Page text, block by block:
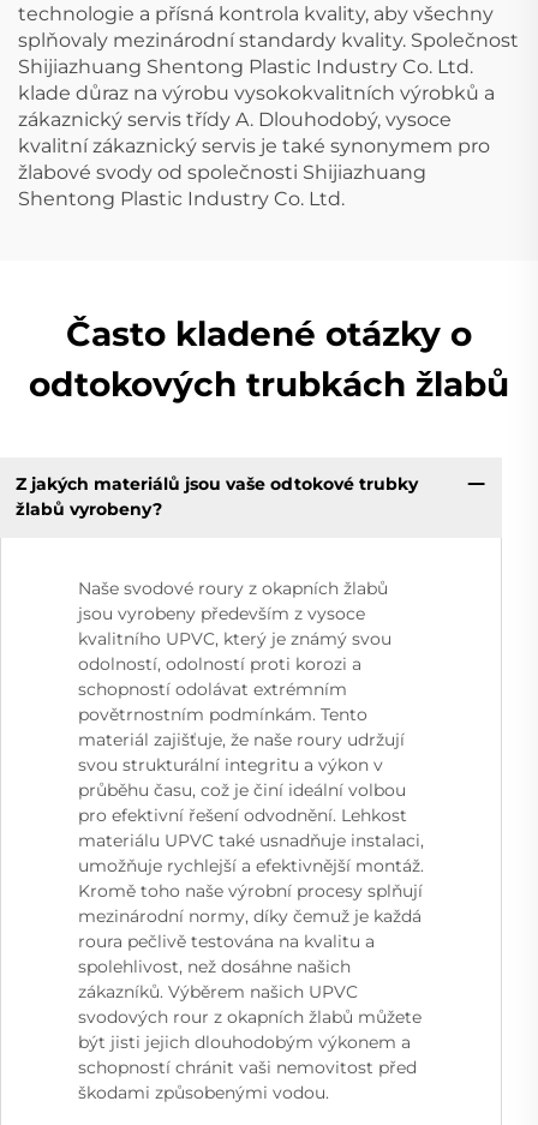
technologie a přísná kontrola kvality, aby všechny
splňovaly mezinárodní standardy kvality. Společnost
Shijiazhuang Shentong Plastic Industry Co. Ltd.
klade důraz na výrobu vysokokvalitních výrobků a
zákaznický servis třídy A. Dlouhodobý, vysoce
kvalitní zákaznický servis je také synonymem pro
žlabové svody od společnosti Shijiazhuang
Shentong Plastic Industry Co. Ltd.
Často kladené otázky o
odtokových trubkách žlabů
Z jakých materiálů jsou vaše odtokové trubky
žlabů vyrobeny?
Naše svodové roury z okapních žlabů
jsou vyrobeny především z vysoce
kvalitního UPVC, který je známý svou
odolností, odolností proti korozi a
schopností odolávat extrémním
povětrnostním podmínkám. Tento
materiál zajišťuje, že naše roury udržují
svou strukturální integritu a výkon v
průběhu času, což je činí ideální volbou
pro efektivní řešení odvodnění. Lehkost
materiálu UPVC také usnadňuje instalaci,
umožňuje rychlejší a efektivnější montáž.
Kromě toho naše výrobní procesy splňují
mezinárodní normy, díky čemuž je každá
roura pečlivě testována na kvalitu a
spolehlivost, než dosáhne našich
zákazníků. Výběrem našich UPVC
svodových rour z okapních žlabů můžete
být jisti jejich dlouhodobým výkonem a
schopností chránit vaši nemovitost před
škodami způsobenými vodou.